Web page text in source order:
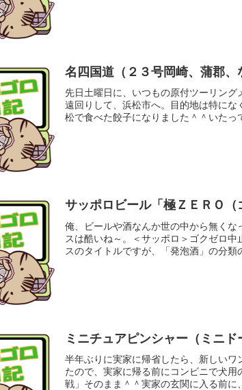
名四国道（２３号岡崎、蒲郡、
先日土曜日に、いつもの原付ツーリン
遠回りして、浜松市へ。目的地は特に
松で食べた餃子になりました＾＾いた
サッポロビール「極ＺＥＲＯ（
俺、ビールや酒なんか世の中から無く
スは酷いね～。＜サッポロ＞ゴクゼロ
スのタイトルですが、「発泡酒」の分類
ミニチュアピンシャー（ミニ
半年ぶりに実家に帰省したら、新しい
たので、実家に帰る前にコンビニで犬
戦」そのまま＾＾実家の玄関に入る前に